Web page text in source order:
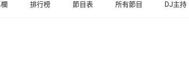
排行榜 節目表 所有節目 DJ主持